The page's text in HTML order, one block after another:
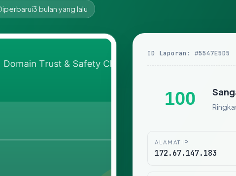
3 bulan yang lalu
ID Laporan: #5547E5D5
100
ALAMAT IP
172.67.147.183